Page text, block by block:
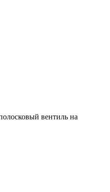
вентиль на